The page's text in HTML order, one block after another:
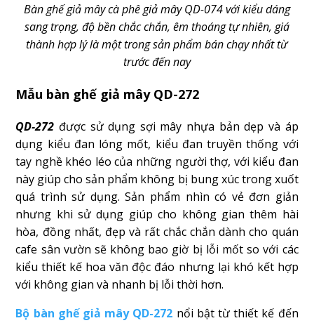
Bàn ghế giả mây cà phê giả mây QD-074 với kiểu dáng
sang trọng, độ bền chắc chắn, êm thoáng tự nhiên, giá
thành hợp lý là một trong sản phẩm bán chạy nhất từ
trước đến nay
Mẫu bàn ghế giả mây QD-272
QD-272 được sử dụng sợi mây nhựa bản dẹp và áp
dụng kiểu đan lóng mốt, kiểu đan truyền thống với
tay nghề khéo léo của những người thợ, với kiểu đan
này giúp cho sản phẩm không bị bung xúc trong xuốt
quá trình sử dụng. Sản phẩm nhìn có vẻ đơn giản
nhưng khi sử dụng giúp cho không gian thêm hài
hòa, đồng nhất, đẹp và rất chắc chắn dành cho quán
cafe sân vườn sẽ không bao giờ bị lỗi mốt so với các
kiểu thiết kế hoa văn độc đáo nhưng lại khó kết hợp
với không gian và nhanh bị lỗi thời hơn.
Bộ bàn ghế giả mây QD-272 nổi bật từ thiết kế đến